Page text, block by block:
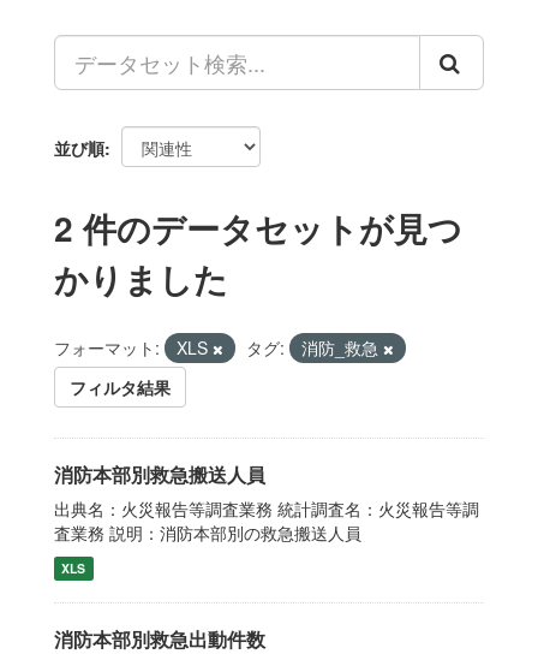
並び順
2 件のデータセットが見つ
かりました
フォーマット: XLS タグ:
消防_救急
フィルタ結果
消防本部別救急搬送人員
出典名：火災報告等調査業務 統計調査名：火災報告等調
査業務 説明：消防本部別の救急搬送人員
XLS
消防本部別救急出動件数